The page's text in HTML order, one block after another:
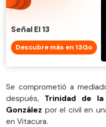
Señal El 13
Descubre más en 13Go
Se comprometió a
después, Trinidad de
González por el civil en
en Vitacura.